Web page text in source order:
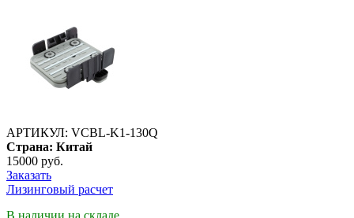
АРТИКУЛ: VCBL-K1-130Q
Страна: Китай
15000 руб.
Заказать
Лизинговый расчет
В наличии на складе